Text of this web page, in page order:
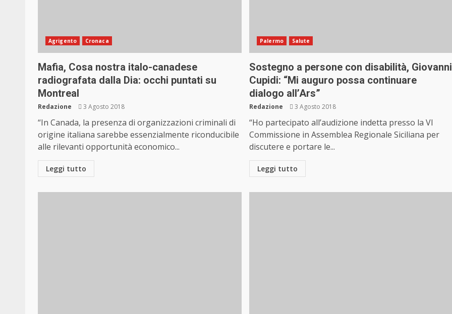
Agrigento Cronaca
Mafia, Cosa nostra italo-canadese
radiografata dalla Dia: occhi puntati su
Montreal
Redazione 3 Agosto 2018
“In Canada, la presenza di organizzazioni criminali di
origine italiana sarebbe essenzialmente riconducibile
alle rilevanti opportunità economico...
Leggi tutto
Palermo Salute
Sostegno a persone con disabilità, Giovanni
Cupidi: “Mi auguro possa continuare
dialogo all’Ars”
Redazione 3 Agosto 2018
“Ho partecipato all’audizione indetta presso la VI
Commissione in Assemblea Regionale Siciliana per
discutere e portare le...
Leggi tutto